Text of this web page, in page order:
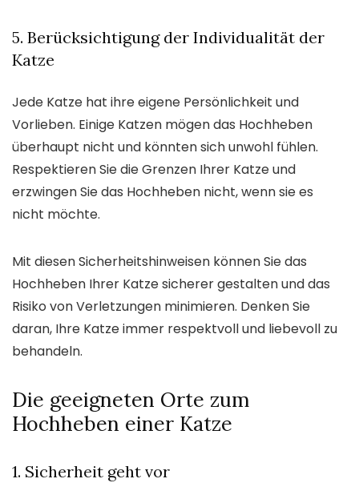
5. Berücksichtigung der Individualität der
Katze
Jede Katze hat ihre eigene Persönlichkeit und
Vorlieben. Einige Katzen mögen das Hochheben
überhaupt nicht und könnten sich unwohl fühlen.
Respektieren Sie die Grenzen Ihrer Katze und
erzwingen Sie das Hochheben nicht, wenn sie es
nicht möchte.
Mit diesen Sicherheitshinweisen können Sie das
Hochheben Ihrer Katze sicherer gestalten und das
Risiko von Verletzungen minimieren. Denken Sie
daran, Ihre Katze immer respektvoll und liebevoll zu
behandeln.
Die geeigneten Orte zum
Hochheben einer Katze
1. Sicherheit geht vor